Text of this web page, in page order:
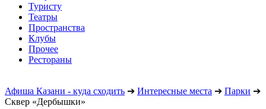
Туристу
Театры
Пространства
Клубы
Прочее
Рестораны
Афиша Казани - куда сходить ➔ Интересные места ➔ Парки ➔
Сквер «Дербышки»